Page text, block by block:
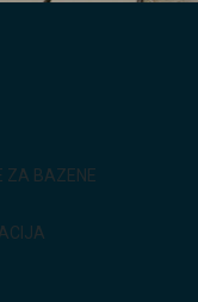
ZA BAZENE